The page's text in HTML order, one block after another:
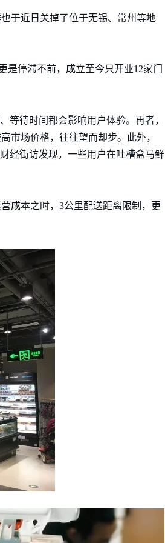
于近日关掉了位于无锡、常州等地
停滞不前，成立至今只开业12家门
等待时间都会影响用户体验。再者，
市场价格，往往望而却步。此外，
经街访发现，一些用户在吐槽盒马鲜
成本之时，3公里配送距离限制，更